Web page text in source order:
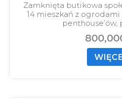
Zamknięta butikowa
14 mieszkań z
penthouse’ów,